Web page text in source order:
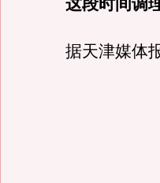
这段时间调
据天津媒体报